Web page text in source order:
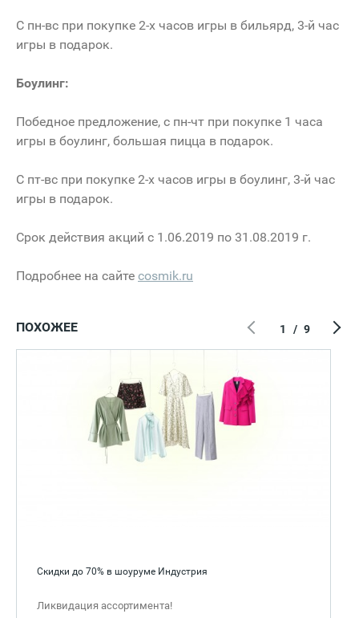
С пн-вс при покупке 2-х часов игры в бильярд, 3-й час
игры в подарок.
Боулинг:
Победное предложение, с пн-чт при покупке 1 часа
игры в боулинг, большая пицца в подарок.
С пт-вс при покупке 2-х часов игры в боулинг, 3-й час
игры в подарок.
Срок действия акций с 1.06.2019 по 31.08.2019 г.
Подробнее на сайте cosmik.ru
ПОХОЖЕЕ
Скидки до 70% в шоуруме Индустрия
Ликвидация ассортимента!
1 / 9